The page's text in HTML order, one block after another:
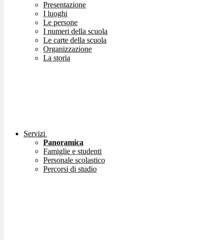
Presentazione
I luoghi
Le persone
I numeri della scuola
Le carte della scuola
Organizzazione
La storia
Servizi
Panoramica
Famiglie e studenti
Personale scolastico
Percorsi di studio